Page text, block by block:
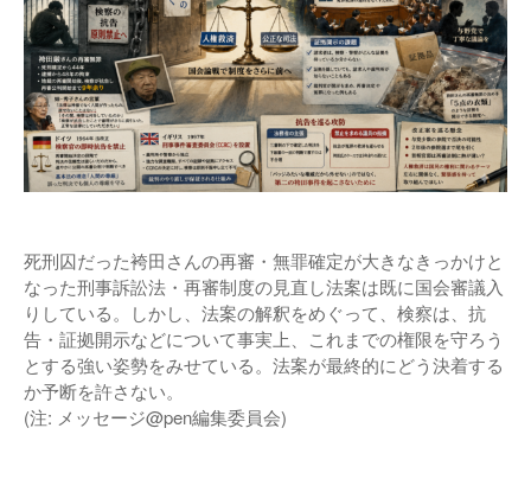
死刑囚だった袴田さんの再審・無罪確定が大きなきっかけと
なった刑事訴訟法・再審制度の見直し法案は既に国会審議入
りしている。しかし、法案の解釈をめぐって、検察は、抗
告・証拠開示などについて事実上、これまでの権限を守ろう
とする強い姿勢をみせている。法案が最終的にどう決着する
か予断を許さない。
(注: メッセージ@pen編集委員会)